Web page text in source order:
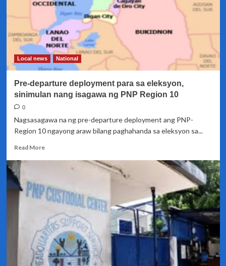
mga
residente
dahil
sa
pakikipagtulungan
para
mapigil
pag-
atake
Local news National
Pre-departure deployment para sa eleksyon,
sinimulan nang isagawa ng PNP Region 10
0
Nagsasagawa na ng pre-departure deployment ang PNP-
Region 10 ngayong araw bilang paghahanda sa eleksyon sa...
Read MoreRead
departure
deployment
para
eleksyon,
sinimulan
nang
isagawa
ng